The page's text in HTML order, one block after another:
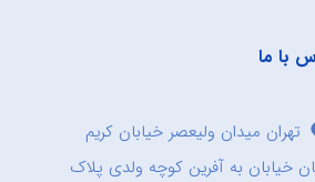
با ما
تهران میدان ولیعصر خیابان کریم
خیابان به آفرین کوچه ولدی پلاک